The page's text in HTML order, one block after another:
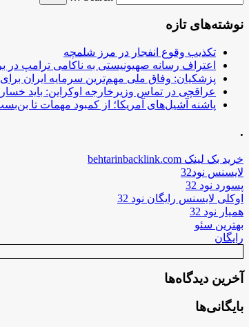
نوشته‌های تازه
تکذیب وقوع انفجار در مرز شلمچه
اعتراف رسانه صهیونیستی به ناکامی ترامپ در
پزشکیان: وفاق ملی مهم‌ترین سرمایه ایران
عراقچی در تماس وزیرخارجه اوکراین: باید
پاشنه آشیل‌های آمریکا؛ از کمبود مهمات تا
.
خرید بک لینک behtarinbacklink.com
لایسنس نود32
پسورد نود 32
اوکلی لایسنس رایگان نود 32
همیار نود 32
بهترین سئو
رایگان
آخرین دیدگاه‌ها
بایگانی‌ها